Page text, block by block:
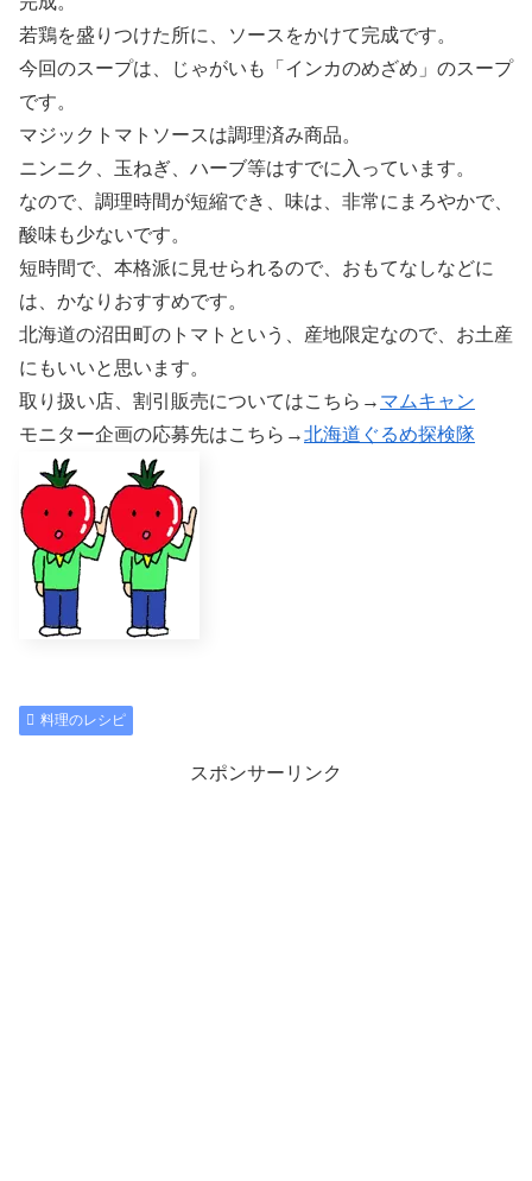
若鶏を盛りつけた所に、ソースをかけて完成です。
今回のスープは、じゃがいも「インカのめざめ」のスープ
です。
マジックトマトソースは調理済み商品。
ニンニク、玉ねぎ、ハーブ等はすでに入っています。
なので、調理時間が短縮でき、味は、非常にまろやかで、
酸味も少ないです。
短時間で、本格派に見せられるので、おもてなしなどに
は、かなりおすすめです。
北海道の沼田町のトマトという、産地限定なので、お土産
にもいいと思います。
取り扱い店、割引販売についてはこちら→ マムキャン
モニター企画の応募先はこちら→北海道ぐるめ探検隊
料理のレシピ
スポンサーリンク